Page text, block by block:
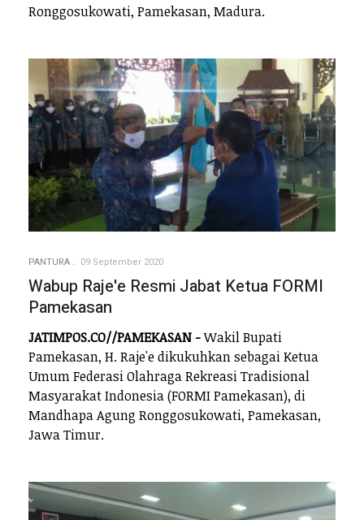
Ronggosukowati, Pamekasan, Madura.
PANTURA 09 September 2020
Wabup Raje'e Resmi Jabat Ketua FORMI
Pamekasan
JATIMPOS.CO//PAMEKASAN -Wakil Bupati
Pamekasan, H. Raje'e dikukuhkan sebagai Ketua
Umum Federasi Olahraga Rekreasi Tradisional
Masyarakat Indonesia (FORMI Pamekasan), di
Mandhapa Agung Ronggosukowati, Pamekasan,
Jawa Timur.